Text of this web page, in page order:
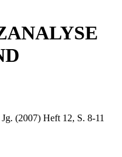
(2007) Heft 12, S. 8-11